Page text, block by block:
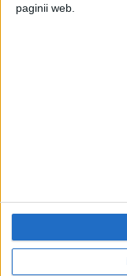
paginii web.
Evenimentul Zilei
Doctorul Zilei
Infoactual